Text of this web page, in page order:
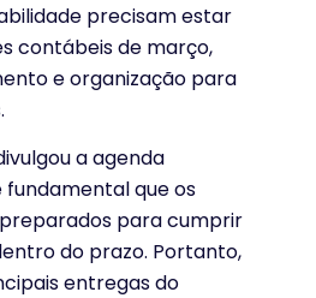
precisam estar
contábeis de março,
e organização para
a agenda
que os
para cumprir
do prazo. Portanto,
entregas do